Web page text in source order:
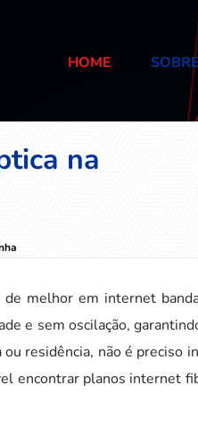
HOME SOBRE
na
melhor em internet
e sem oscilação,
residência, não é preciso
encontrar planos internet